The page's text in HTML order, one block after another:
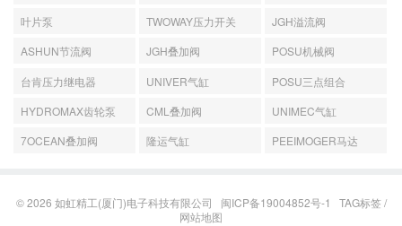
叶片泵
TWOWAY压力开关
JGH溢流阀
ASHUN节流阀
JGH叠加阀
POSU机械阀
台肯压力继电器
UNIVER气缸
POSU三点组合
HYDROMAX齿轮泵
CML叠加阀
UNIMEC气缸
7OCEAN叠加阀
隆运气缸 PEEIMOGER马达
© 2026 如虹精工(厦门)电子科技有限公司 闽ICP备19004852号-1 TAG标签/
网站地图